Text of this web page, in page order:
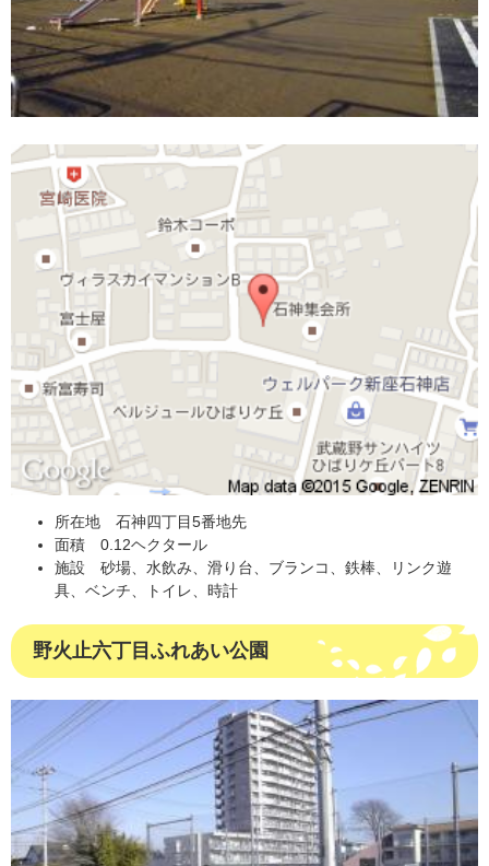
所在地 石神四丁目5番地先
面積 0.12ヘクタール
施設 砂場、水飲み、滑り台、ブランコ、鉄棒、リンク遊
具、ベンチ、トイレ、時計
野火止六丁目ふれあい公園